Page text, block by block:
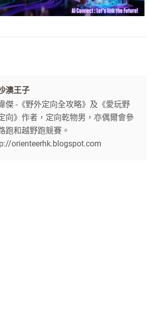
澳王子
傑 -《野外定向全攻略》及《愛玩野
向》作者，定向乾物男，亦偶爾會參
跑和越野跑競賽。
orienteerhk.blogspot.com